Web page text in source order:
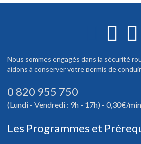
Nous sommes engagés dans la sécurité
aidons à conserver votre permis de
0 820 955 750
(Lundi - Vendredi : 9h - 17h) - 0,30€/
Les Programmes et